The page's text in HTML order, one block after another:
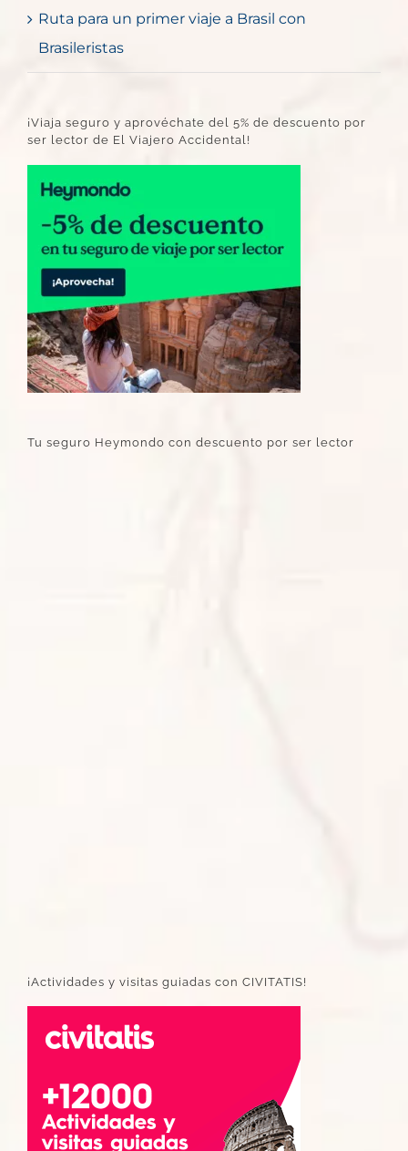
Ruta para un primer viaje a Brasil con
Brasileristas
¡Viaja seguro y aprovéchate del 5% de descuento por
ser lector de El Viajero Accidental!
Tu seguro Heymondo con descuento por ser lector
¡Actividades y visitas guiadas con CIVITATIS!